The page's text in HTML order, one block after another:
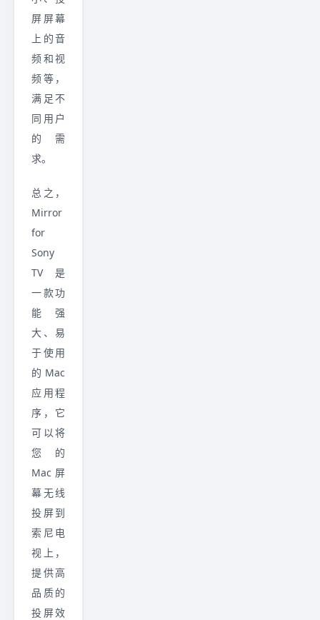
屏屏幕
上的音
频和视
频等，
满足不
同用户
的需
求。
总之，
Mirror
for
Sony
TV 是
一款功
能强
大、易
于使用
的 Mac
应用程
序，它
可以将
您的
Mac 屏
幕无线
投屏到
索尼电
视上，
提供高
品质的
投屏效